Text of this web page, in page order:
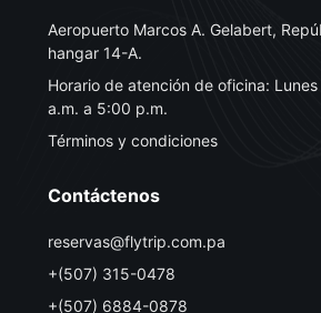
Aeropuerto Marcos A. Gelabert,
hangar 14-A.
Horario de atención de oficina:
a.m. a 5:00 p.m.
Términos y condiciones
Contáctenos
reservas@flytrip.com.pa
+(507) 315-0478
+(507) 6884-0878